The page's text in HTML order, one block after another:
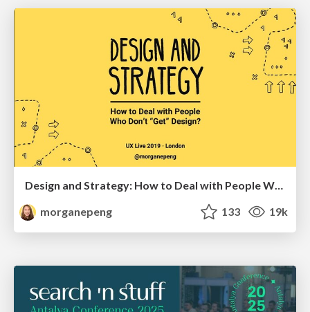
Design and Strategy: How to Deal with People Who Don’t "Get" Design
morganepeng
133 19k